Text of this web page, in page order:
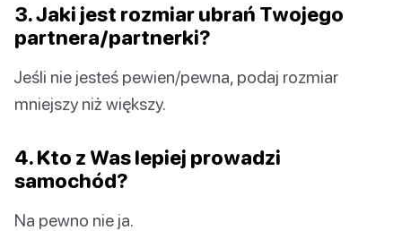
3. Jaki jest rozmiar ubrań Twojego
partnera/partnerki?
Jeśli nie jesteś pewien/pewna, podaj rozmiar
mniejszy niż większy.
4. Kto z Was lepiej prowadzi
samochód?
Na pewno nie ja.